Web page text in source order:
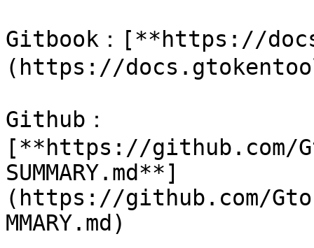
Gitbook：[**https://
(https://
Github：
[**https://github.com/
SUMMARY.md**]
(https://github.com/
MMARY.md)